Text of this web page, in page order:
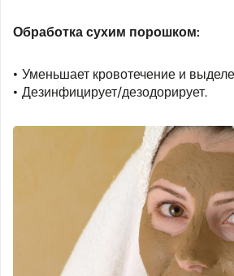
Обработка сухим порошком:
Уменьшает кровотечение и
Дезинфицирует/дезодорирует.